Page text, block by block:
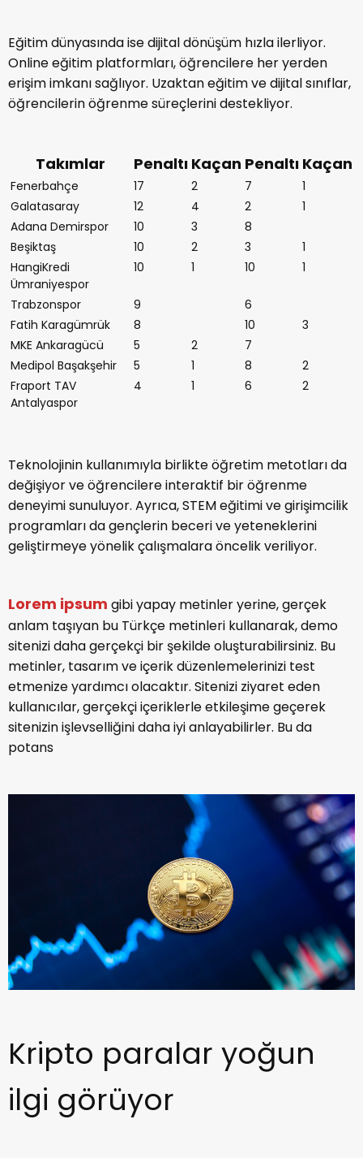
Eğitim dünyasında ise dijital dönüşüm hızla ilerliyor.
Online eğitim platformları, öğrencilere her yerden
erişim imkanı sağlıyor. Uzaktan eğitim ve dijital sınıflar,
öğrencilerin öğrenme süreçlerini destekliyor.
Takımlar Penaltı Kaçan Penaltı Kaçan
Fenerbahçe 17 2 7
1
Galatasaray
12 4 2
1
Adana Demirspor
10 3
8
Beşiktaş
10 2 3
1
HangiKredi
Ümraniyespor
10 1 10 1
Trabzonspor 9
6
Fatih Karagümrük
8 10
3
MKE Ankaragücü
5 2
7
Medipol Başakşehir
5 1 8
2
Fraport TAV
Antalyaspor
4 1 6 2
Teknolojinin kullanımıyla birlikte öğretim metotları da
değişiyor ve öğrencilere interaktif bir öğrenme
deneyimi sunuluyor. Ayrıca, STEM eğitimi ve girişimcilik
programları da gençlerin beceri ve yeteneklerini
geliştirmeye yönelik çalışmalara öncelik veriliyor.
Lorem ipsum gibi yapay metinler yerine, gerçek
anlam taşıyan bu Türkçe metinleri kullanarak, demo
sitenizi daha gerçekçi bir şekilde oluşturabilirsiniz. Bu
metinler, tasarım ve içerik düzenlemelerinizi test
etmenize yardımcı olacaktır. Sitenizi ziyaret eden
kullanıcılar, gerçekçi içeriklerle etkileşime geçerek
sitenizin işlevselliğini daha iyi anlayabilirler. Bu da
potans
Kripto paralar yoğun
ilgi görüyor